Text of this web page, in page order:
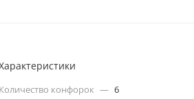
Количество конфорок — 6